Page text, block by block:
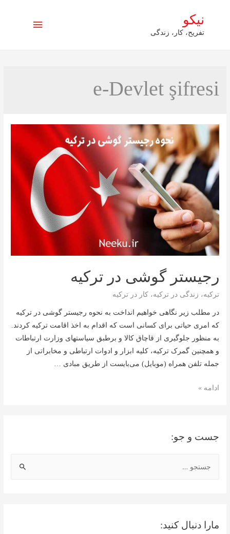
نیکو
تفریح، کار، زندگی
فهرست
جست و جو:
بمارا دنبال کنید:
e-Devlet şifresi
رجیستر گوشی در ترکیه
ترکیه، زندگی در ترکیه،کار در ترکیه
در مطلب زیر نگاهی خواهیم انداخت به نحوه رجیستر گوشی در ترکیه
که امری حیاتی برای کسانی است که اقدام به اخذ اقامت ترکیه کردند.
به منظور جلوگیری از قاچاق کالا و برطبق سیاستهای وزارت ارتباطات
و همچنین گمرک ترکیه، کلیه ابزار و ادوات ارتباطی و مخابراتی از
جمله تلفن همراه (موبایل) می‌بایست از طریق مبادی …
رجیستر
ادامه »